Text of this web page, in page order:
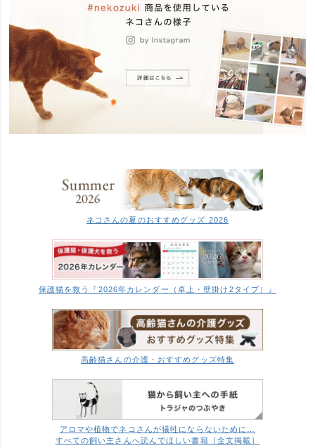
ネコさんの夏のおすすめグッズ 2026
保護猫を救う『2026年カレンダー（卓上・壁掛け2タイプ）』
高齢猫さんの介護・おすすめグッズ特集
アロマや植物でネコさんが犠牲にならないために…
すべての飼い主さんへ読んでほしい書籍［全文掲載］